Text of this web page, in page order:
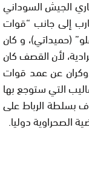
الجيش السوداني
إلى جانب “قوات
(حميداتي)، و كان
لأن القصف كان
عن عمد قوات
التي ستوجع بها
بسلطة الرباط على
الصحراوية دوليا.